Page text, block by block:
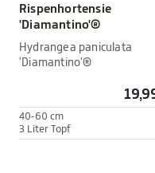
Rispenhortensie
'Diamantino'®
Hydrangea paniculata
'Diamantino'®
40-60 cm
3 Liter Topf